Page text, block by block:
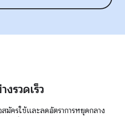
รวดเร็ว
มัครใช้และลดอัตราการหยุดกลาง